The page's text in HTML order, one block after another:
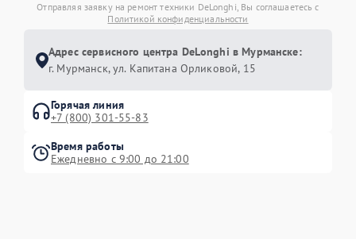
Отправляя заявку на ремонт техники DeLonghi, Вы соглашаетесь с
Политикой конфиденциальности
Адрес сервисного центра DeLonghi в Мурманске:
г. Мурманск, ул. Капитана Орликовой, 15
Горячая линия
+7 (800) 301-55-83
Время работы
Ежедневно с 9:00 до 21:00